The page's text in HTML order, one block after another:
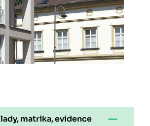
matrika, evidence